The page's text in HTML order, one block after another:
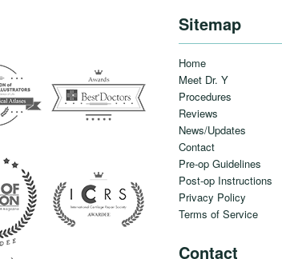
Sitemap
Home
Meet Dr. Y
Procedures
Reviews
News/Updates
Contact
Pre-op Guidelines
Post-op Instructions
Privacy Policy
Terms of Service
Contact